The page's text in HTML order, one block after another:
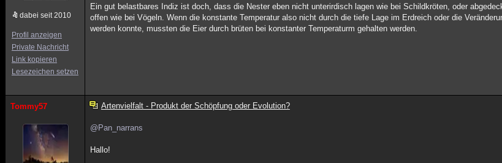
dabei seit 2010
Profil anzeigen
Private Nachricht
Link kopieren
Lesezeichen setzen
Ein gut belastbares Indiz ist doch, dass die Nester eben nicht unterirdisch lagen wie bei Schildkröten, oder
offen wie bei Vögeln. Wenn die konstante Temperatur also nicht durch die tiefe Lage im Erdreich oder die
werden konnte, mussten die Eier durch brüten bei konstanter Temperaturm gehalten werden.
Tommy57 Artenvielfalt - Produkt der Schöpfung oder Evolution?
@Pan_narrans
Hallo!